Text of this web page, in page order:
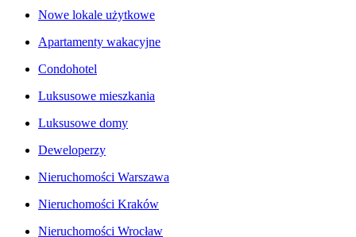
Nowe lokale użytkowe
Apartamenty wakacyjne
Condohotel
Luksusowe mieszkania
Luksusowe domy
Deweloperzy
Nieruchomości Warszawa
Nieruchomości Kraków
Nieruchomości Wrocław